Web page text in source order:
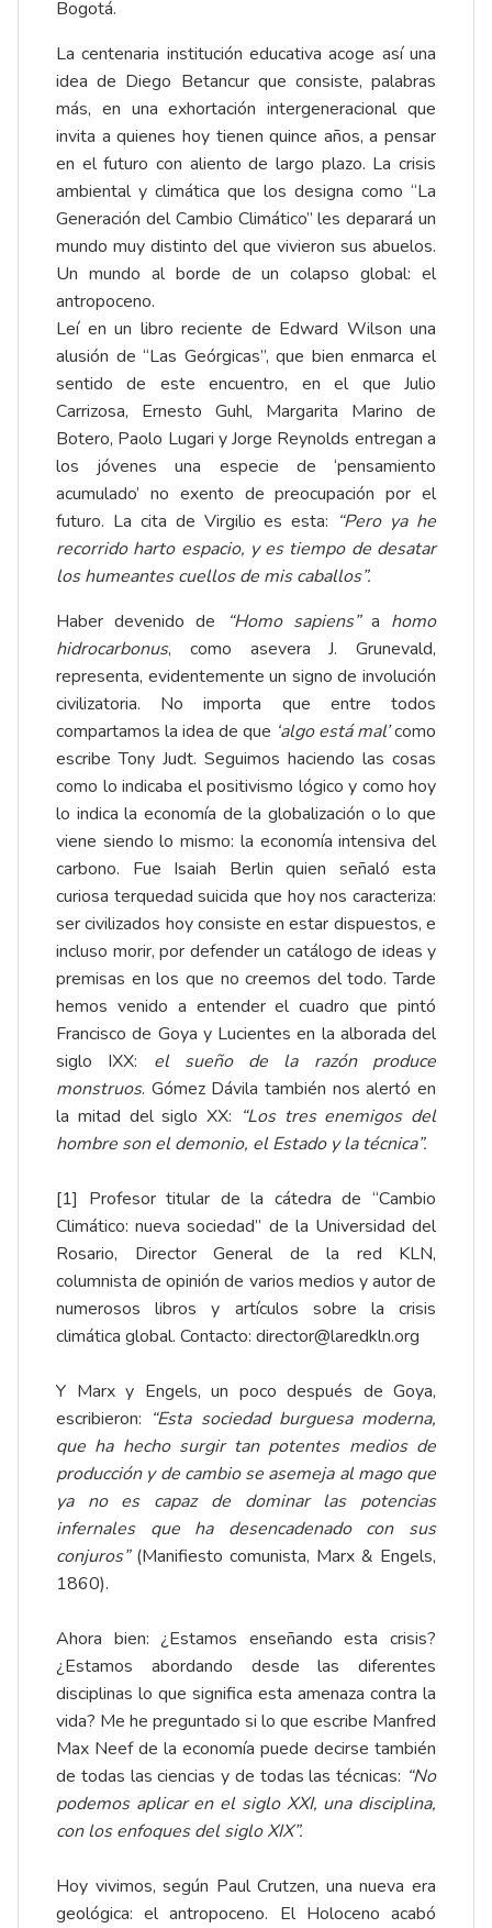
Bogotá.
La centenaria institución educativa acoge así una
idea de Diego Betancur que consiste, palabras
más, en una exhortación intergeneracional que
invita a quienes hoy tienen quince años, a pensar
en el futuro con aliento de largo plazo. La crisis
ambiental y climática que los designa como “La
Generación del Cambio Climático” les deparará un
mundo muy distinto del que vivieron sus abuelos.
Un mundo al borde de un colapso global: el
antropoceno.
Leí en un libro reciente de Edward Wilson una
alusión de “Las Geórgicas”, que bien enmarca el
sentido de este encuentro, en el que Julio
Carrizosa, Ernesto Guhl, Margarita Marino de
Botero, Paolo Lugari y Jorge Reynolds entregan a
los jóvenes una especie de ‘pensamiento
acumulado’ no exento de preocupación por el
futuro. La cita de Virgilio es esta: “Pero ya he
recorrido harto espacio, y es tiempo de desatar
los humeantes cuellos de mis caballos”.
Haber devenido de
“Homo sapiens”a homo
hidrocarbonus, como asevera J. Grunevald,
representa, evidentemente un signo de involución
civilizatoria. No importa que entre todos
compartamos la idea de que ‘algo está mal’como
escribe Tony Judt. Seguimos haciendo las cosas
como lo indicaba el positivismo lógico y como hoy
lo indica la economía de la globalización o lo que
viene siendo lo mismo: la economía intensiva del
carbono. Fue Isaiah Berlin quien señaló esta
curiosa terquedad suicida que hoy nos caracteriza:
ser civilizados hoy consiste en estar dispuestos, e
incluso morir, por defender un catálogo de ideas y
premisas en los que no creemos del todo. Tarde
hemos venido a entender el cuadro que pintó
Francisco de Goya y Lucientes en la alborada del
siglo IXX: el sueño de la razón produce
monstruos. Gómez Dávila también nos alertó en
la mitad del siglo XX: “Los tres enemigos del
hombre son el demonio, el Estado y la técnica”.
[1] Profesor titular de la cátedra de “Cambio
Climático: nueva sociedad” de la Universidad del
Rosario, Director General de la red KLN,
columnista de opinión de varios medios y autor de
numerosos libros y artículos sobre la crisis
climática global. Contacto: director@laredkln.org
Y Marx y Engels, un poco después de Goya,
escribieron: “Esta sociedad burguesa moderna,
que ha hecho surgir tan potentes medios de
producción y de cambio se asemeja al mago que
ya no es capaz de dominar las potencias
infernales que ha desencadenado con sus
conjuros”(Manifiesto comunista, Marx & Engels,
1860).
Ahora bien: ¿Estamos enseñando esta crisis?
¿Estamos abordando desde las diferentes
disciplinas lo que significa esta amenaza contra la
vida? Me he preguntado si lo que escribe Manfred
Max Neef de la economía puede decirse también
de todas las ciencias y de todas las técnicas: “No
podemos aplicar en el siglo XXI, una disciplina,
con los enfoques del siglo XIX”.
Hoy vivimos, según Paul Crutzen, una nueva era
geológica: el antropoceno. El Holoceno acabó